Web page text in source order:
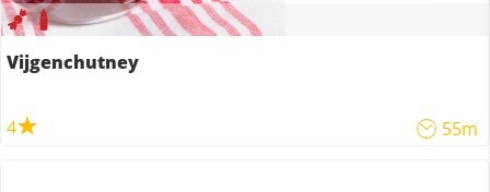
Vijgenchutney
4 55m